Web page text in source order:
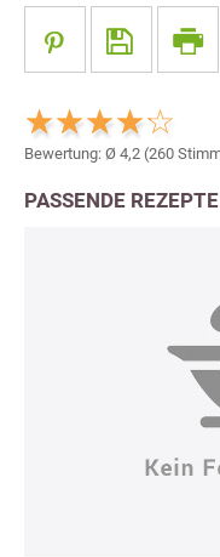
Bewertung: Ø 4,2 (260
PASSENDE REZEPTE